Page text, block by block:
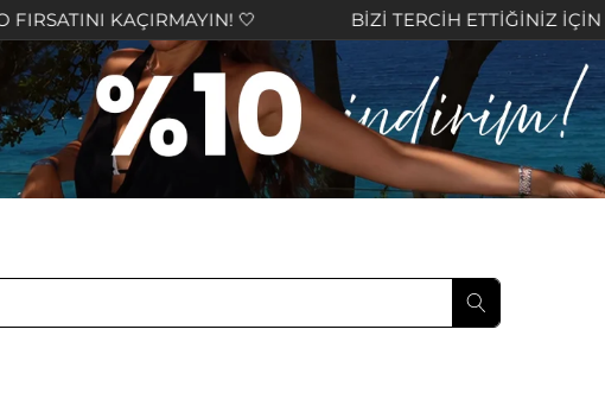
🤍 BİZİ TERCİH ETTİĞİNİZ İÇİN TEŞEKKÜR